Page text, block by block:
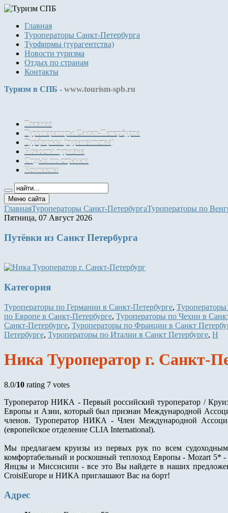
Главная
Туроператоры Санкт-Петербурга
Турфирмы (турагентства)
Новости туризма
Отдых по странам
Контакты
Туризм в СПБ - www.tourism-spb.ru
Главная
Туроператоры Санкт-Петербурга
Турфирмы (турагентства)
Новости туризма
Отдых по странам
Контакты
Меню сайта
ГлавнаяТуроператоры Санкт-ПетербургаТуроператоры по
Пятница, 07 Август 2026
Путёвки из Санкт Петербурга
Категория
Туроператоры по Германии в Санкт-Петербурге,
по Европе в Санкт-Петербурге, Туроператоры по Чехии в
Санкт-Петербурге, Туроператоры по Франции в Санкт
Петербурге, Туроператоры по Италии в Санкт Петербурге, Н
Ника Туроператор г. Санкт-
8.0/10 rating 7 votes
Туроператор НИКА - Первый российский туроператор /
Европы и Азии, который был признан Международной
членов. Туроператор НИКА - Член Международной
(европейское отделение CLIA International).
Мы предлагаем круизы из первых рук по всем
комфортабельный и роскошный теплоход Европы - Mozart 5*
Янцзы и Миссисипи - все это Вы найдете в наших
CroisiEurope и НИКА приглашают Вас на борт!
Адрес